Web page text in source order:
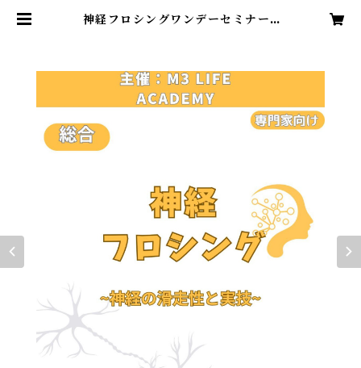
神経フロシングワンデーセミナー |